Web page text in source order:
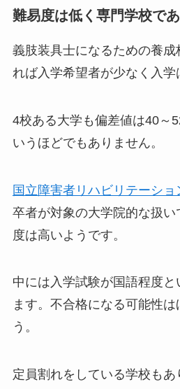
難易度は低く専門学校で
義肢装具士になるための養
れば入学希望者が少なく入学
4校ある大学も偏差値は40～
いうほどでもありません。
国立障害者リハビリテーシ
卒者が対象の大学院的な扱
度は高いようです。
中には入学試験が国語程度と
ます。不合格になる可能性は
う。
定員割れをしている学校も